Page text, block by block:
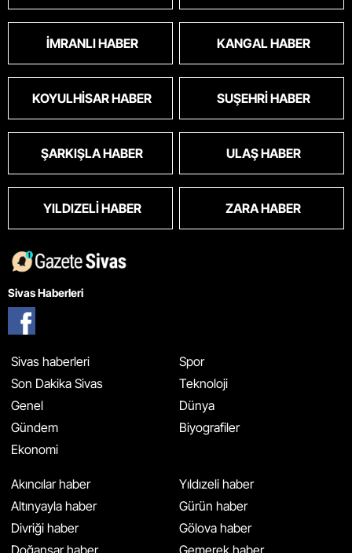
İMRANLI HABER KANGAL HABER
KOYULHISAR HABER SUŞEHRI HABER
ŞARKIŞLA HABER ULAŞ HABER
YILDIZELI HABER ZARA HABER
Sivas Haberleri
Sivas haberleri
Son Dakika Sivas
Genel
Gündem
Ekonomi
Spor
Teknoloji
Dünya
Biyografiler
Akıncılar haber
Altınyayla haber
Divriği haber
Doğanşar haber
Yıldızeli haber
Gürün haber
Gölova haber
Gemerek haber